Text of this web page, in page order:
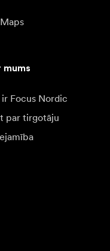
mums
ir Focus Nordic
par tirgotāju